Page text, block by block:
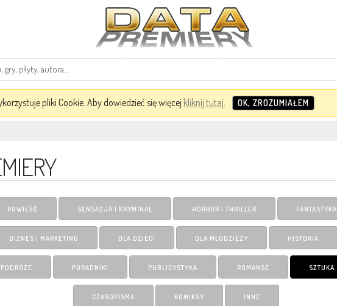
pliki Cookie. Aby dowiedzieć się więcej kliknij tutaj. OK, ZROZUMIAŁEM
POWIEŚĆ SENSACJA I KRYMINAŁ HORROR I THRILLER FANTASTYKA
BIZNES I MARKETING DLA DZIECI DLA MŁODZIEŻY HISTORIA
PODRÓŻE PORADNIKI PUBLICYSTYKA ROMANSE SZTUKA
CZASOPISMA KOMIKSY INNE